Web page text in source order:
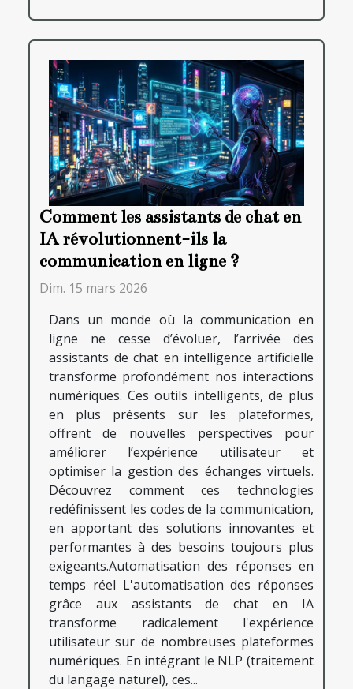
Comment les assistants de chat en
IA révolutionnent-ils la
communication en ligne ?
Dim. 15 mars 2026
Dans un monde où la communication en
ligne ne cesse d’évoluer, l’arrivée des
assistants de chat en intelligence artificielle
transforme profondément nos interactions
numériques. Ces outils intelligents, de plus
en plus présents sur les plateformes,
offrent de nouvelles perspectives pour
améliorer l’expérience utilisateur et
optimiser la gestion des échanges virtuels.
Découvrez comment ces technologies
redéfinissent les codes de la communication,
en apportant des solutions innovantes et
performantes à des besoins toujours plus
exigeants.Automatisation des réponses en
temps réel L'automatisation des réponses
grâce aux assistants de chat en IA
transforme radicalement l'expérience
utilisateur sur de nombreuses plateformes
numériques. En intégrant le NLP (traitement
du langage naturel), ces...